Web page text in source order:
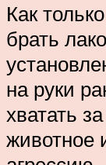
Как
брать
на руки
хватать
животное